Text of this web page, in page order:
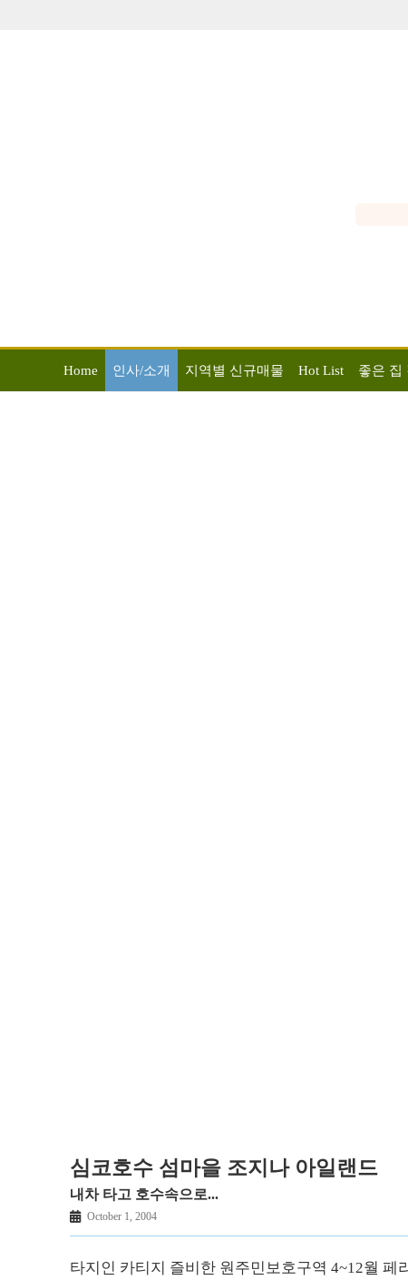
Home 인사/소개 지역별 신규매물 Hot List 좋은 집
심코호수 섬마을 조지나 아일랜드
내차 타고 호수속으로...
October 1, 2004
타지인 카티지 즐비한 원주민보호구역 4~12월